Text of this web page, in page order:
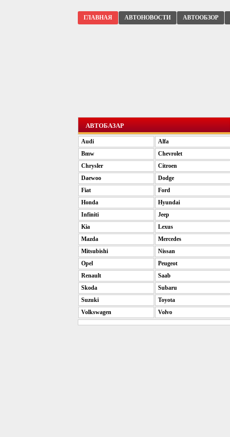
ГЛАВНАЯ АВТОНОВОСТИ АВТООБЗОР
АВТОБАЗАР
Audi
Alfa
Bmw
Chevrolet
Chrysler
Citroen
Daewoo
Dodge
Fiat
Ford
Honda
Hyundai
Infiniti
Jeep
Kia
Lexus
Mazda
Mercedes
Mitsubishi
Nissan
Opel
Peugeot
Renault
Saab
Skoda
Subaru
Suzuki
Toyota
Volkswagen
Volvo